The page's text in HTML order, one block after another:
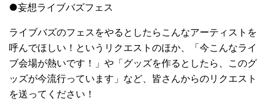
●妄想ライブバズフェス
ライブバズのフェスをやるとしたらこんなアーティストを
呼んでほしい！というリクエストのほか、「今こんなライ
ブ会場が熱いです！」や「グッズを作るとしたら、このグ
ッズが今流行っています」など、皆さんからのリクエスト
を送ってください！